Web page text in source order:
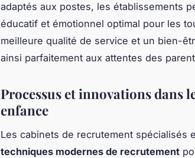
adaptés aux postes, les établissements
éducatif et émotionnel optimal pour les
meilleure qualité de service et un bien-
ainsi parfaitement aux attentes des
Processus et innovations dans
enfance
Les cabinets de recrutement spécialisés
techniques modernes de recrutement